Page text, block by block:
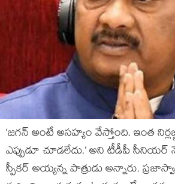
‘జ‌గ‌న్ అంటే అస‌హ్యం వేస్తోంది. ఇంత
ఎప్పుడూ చూడ‌లేదు.’ అని టీడీపీ సీనియ‌ర్
స్పీక‌ర్ అయ్య‌న్న పాత్రుడు అన్నారు.